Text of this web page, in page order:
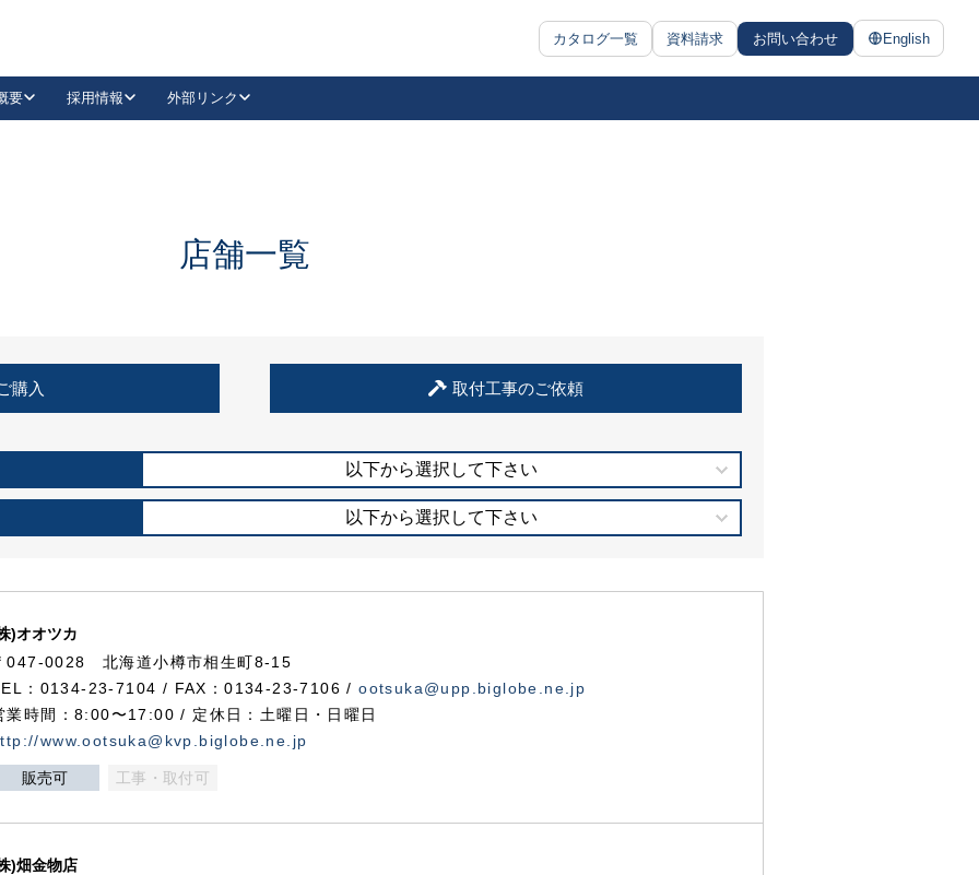
カタログ一覧 資料請求 お問い合わせ English
抗ウイルス・抗菌製品
要 採用情報 外部リンク
LinkedIn
住宅使用部材標準化推進協議会
店舗一覧
購入 取付工事のご依頼
以下から選択して下さい
以下から選択して下さい
)オオツカ
047-0028 北海道小樽市相生町8-15
：0134-23-7104 / FAX：0134-23-7106 /ootsuka@upp.biglobe.ne.jp
業時間：8:00〜17:00 / 定休日：土曜日・日曜日
www.ootsuka@kvp.biglobe.ne.jp
販売可 工事・取付可
)畑金物店